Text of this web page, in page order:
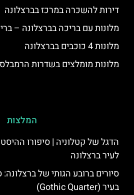
דירות להשכרה במרכז בברצלונה
מלונות עם בריכה בברצלונה –
מלונות 4 כוכבים בברצלונה
מלונות מומלצים בשדרות
המלצות
הדגל של קטלוניה | סיפורו
לעיר ברצלונה
סיורים ברובע הגותי של ברצלונה:
בעיר (Gothic Quarter)